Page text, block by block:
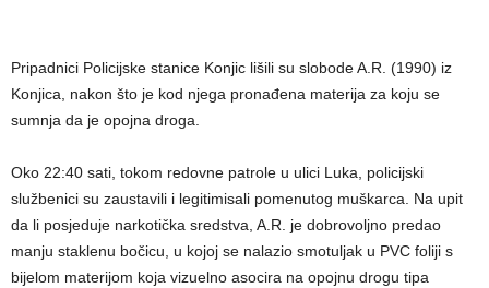
Pripadnici Policijske stanice Konjic lišili su slobode A.R. (1990) iz
Konjica, nakon što je kod njega pronađena materija za koju se
sumnja da je opojna droga.
Oko 22:40 sati, tokom redovne patrole u ulici Luka, policijski
službenici su zaustavili i legitimisali pomenutog muškarca. Na upit
da li posjeduje narkotička sredstva, A.R. je dobrovoljno predao
manju staklenu bočicu, u kojoj se nalazio smotuljak u PVC foliji s
bijelom materijom koja vizuelno asocira na opojnu drogu tipa